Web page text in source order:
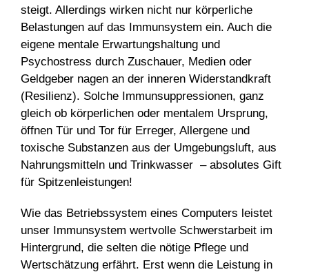
steigt. Allerdings wirken nicht nur körperliche
Belastungen auf das Immunsystem ein. Auch die
eigene mentale Erwartungshaltung und
Psychostress durch Zuschauer, Medien oder
Geldgeber nagen an der inneren Widerstandkraft
(Resilienz). Solche Immunsuppressionen, ganz
gleich ob körperlichen oder mentalem Ursprung,
öffnen Tür und Tor für Erreger, Allergene und
toxische Substanzen aus der Umgebungsluft, aus
Nahrungsmitteln und Trinkwasser – absolutes Gift
für Spitzenleistungen!
Wie das Betriebssystem eines Computers leistet
unser Immunsystem wertvolle Schwerstarbeit im
Hintergrund, die selten die nötige Pflege und
Wertschätzung erfährt. Erst wenn die Leistung in